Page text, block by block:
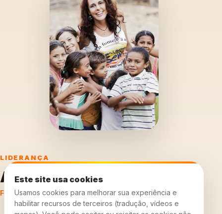
LIDERANÇA
Alcione Albanesi
Fundadora e Presidente
Este site usa cookies
Usamos cookies para melhorar sua experiência e
habilitar recursos de terceiros (tradução, vídeos e